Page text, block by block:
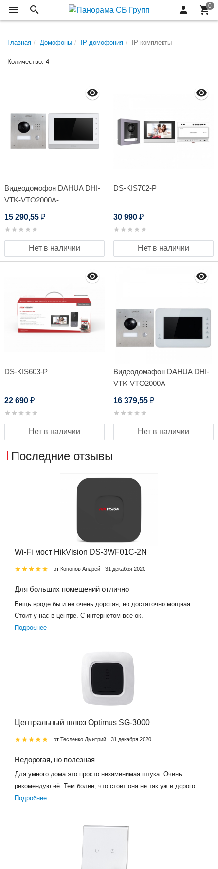
Главная Домофоны IP-домофония IP комплекты
Количество: 4
Видеодомофон DAHUA DHI-
VTK-VTO2000A-
15 290,55 ₽
Нет в наличии
DS-KIS702-P
30 990 ₽
Нет в наличии
DS-KIS603-P
22 690 ₽
Нет в наличии
Видеодомафон DAHUA DHI-
VTK-VTO2000A-
16 379,55 ₽
Нет в наличии
Последние отзывы
Wi-Fi мост HikVision DS-3WF01C-2N
от Кононов Андрей 31 декабря 2020
Для больших помещений отлично
Вещь вроде бы и не очень дорогая, но достаточно мощная.
Стоит у нас в центре. С интернетом все ок.
Подробнее
Центральный шлюз Optimus SG-3000
от Тесленко Дмитрий 31 декабря 2020
Недорогая, но полезная
Для умного дома это просто незаменимая штука. Очень
рекомендую её. Тем более, что стоит она не так уж и дорого.
Подробнее